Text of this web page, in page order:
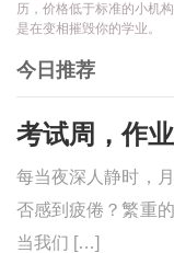
历，价格低于标准的小机
是在变相摧毁你的学业。
今日推荐
每当夜深人静时，
否感到疲倦？繁重
当我们 […]